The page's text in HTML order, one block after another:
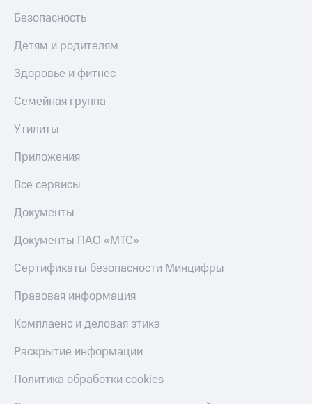
Безопасность
Детям и родителям
Здоровье и фитнес
Семейная группа
Утилиты
Приложения
Все сервисы
Документы
Документы ПАО «МТС»
Сертификаты безопасности Минцифры
Правовая информация
Комплаенс и деловая этика
Раскрытие информации
Политика обработки cookies